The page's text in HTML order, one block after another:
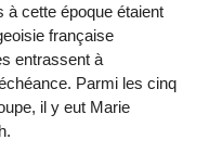
à cette époque étaient
française
entrassent à
Parmi les cinq
il y eut Marie